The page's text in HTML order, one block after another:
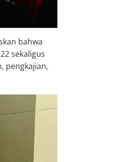
bahwa
sekaligus
pengkajian,